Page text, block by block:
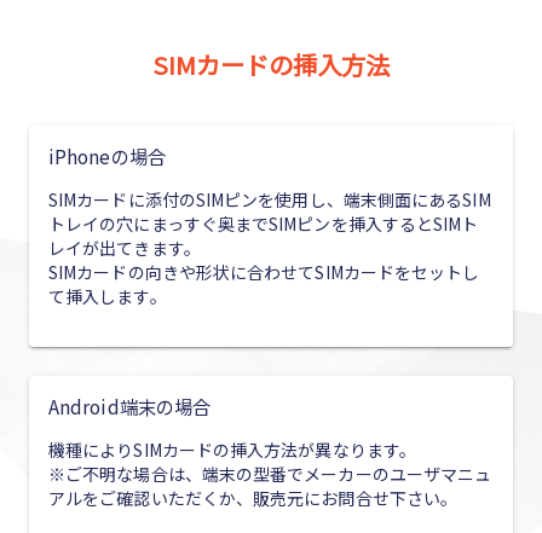
SIMカードの挿入方法
iPhoneの場合
SIMカードに添付のSIMピンを使用し、端末側面にあるSIM
トレイの穴にまっすぐ奥までSIMピンを挿入するとSIMト
レイが出てきます。
SIMカードの向きや形状に合わせてSIMカードをセットし
て挿入します。
Android端末の場合
機種によりSIMカードの挿入方法が異なります。
※ご不明な場合は、端末の型番でメーカーのユーザマニュ
アルをご確認いただくか、販売元にお問合せ下さい。